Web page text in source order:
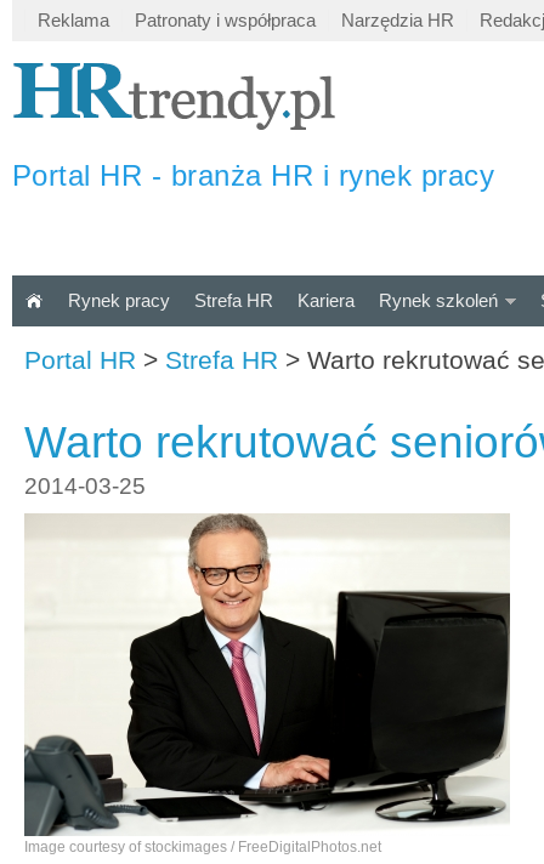
Reklama Patronaty i współpraca Narzędzia HR
Portal HR - branża HR i rynek pracy
Rynek pracy Strefa HR Kariera Rynek szkoleń
Portal HR > Strefa HR > Warto rekrutować
Warto rekrutować
2014-03-25
Image courtesy of stockimages / FreeDigitalPhotos.net